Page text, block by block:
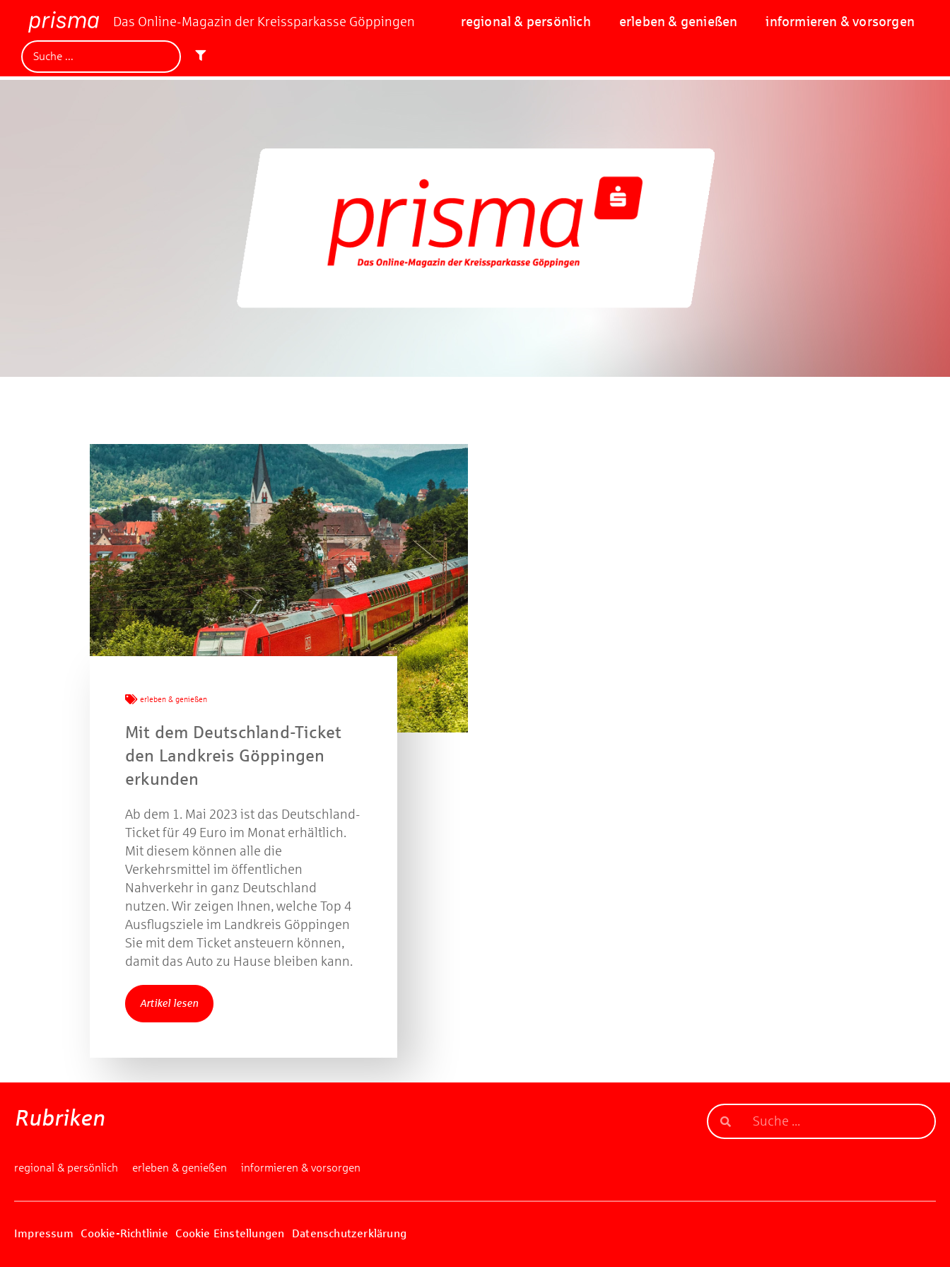
Das Online-Magazin der Kreissparkasse Göppingen regional & persönlich erleben & genießen informieren & vorsorgen
erleben & genießen
Mit dem Deutschland-Ticket
den Landkreis Göppingen
erkunden
Ab dem 1. Mai 2023 ist das Deutschland-
Ticket für 49 Euro im Monat erhältlich.
Mit diesem können alle die
Verkehrsmittel im öffentlichen
Nahverkehr in ganz Deutschland
nutzen. Wir zeigen Ihnen, welche Top 4
Ausflugsziele im Landkreis Göppingen
Sie mit dem Ticket ansteuern können,
damit das Auto zu Hause bleiben kann.
Artikel lesen
Rubriken
regional & persönlich erleben & genießen informieren & vorsorgen
Impressum Cookie-Richtlinie Cookie Einstellungen Datenschutzerklärung
Jetzt mitmachen und gewinnen!
Machen Sie mit bei unserem Gewinnspiel! Bis 31. Dezember 2021
verlosen wir 10 Gutscheine des Treffpunkt Gold der
Kreissparkasse Göppingen im Wert von je 30 Euro.
Beantworten Sie einfach folgende Frage:
Welches Jubiläum feiert die Kreissparkasse Göppingen in
diesem Jahr?
Gewinnspiel geschlossen